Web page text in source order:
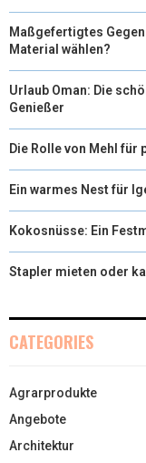
Maßgefertigtes
Material wählen?
Urlaub Oman: Die
Genießer
Die Rolle von Mehl
Ein warmes Nest für
Kokosnüsse: Ein
Stapler mieten oder
CATEGORIES
Agrarprodukte
Angebote
Architektur